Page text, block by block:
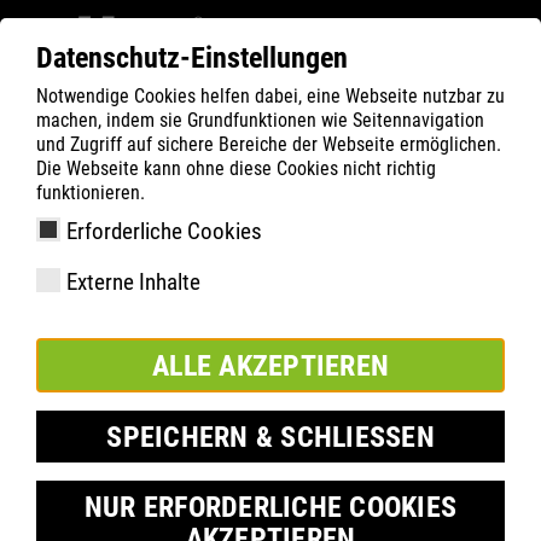
Datenschutz-Einstellungen
Notwendige Cookies helfen dabei, eine Webseite nutzbar zu
machen, indem sie Grundfunktionen wie Seitennavigation
und Zugriff auf sichere Bereiche der Webseite ermöglichen.
Die Webseite kann ohne diese Cookies nicht richtig
funktionieren.
Erforderliche Cookies
Externe Inhalte
ALLE AKZEPTIEREN
SPEICHERN & SCHLIESSEN
NUR ERFORDERLICHE COOKIES
ATLAS Company
fenntarthatóság
ENVIRONMENT & SUSTAINABILITY
CORPORATE CARBON FOOTPRINT